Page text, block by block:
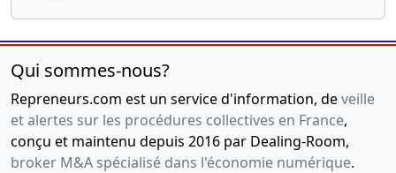
Qui sommes-nous?
Repreneurs.com est un service d'information, deveille
et alertes sur les procédures collectives en France,
conçu et maintenu depuis 2016 par Dealing-Room,
broker M&A spécialisé dans l'économie numérique.